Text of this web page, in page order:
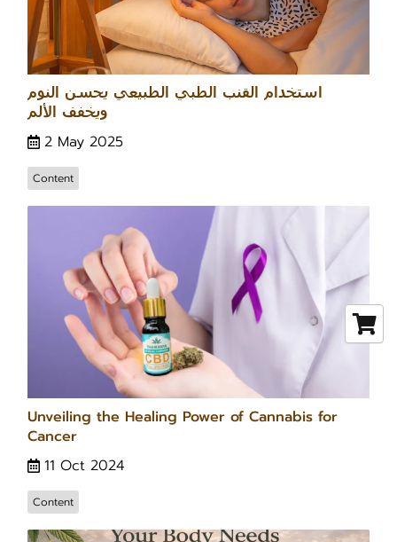
استخدام القنب الطبي الطبيعي يحسن النوم
ويخفف الألم
2 May 2025
Content
Unveiling the Healing Power of Cannabis for
Cancer
11 Oct 2024
Content